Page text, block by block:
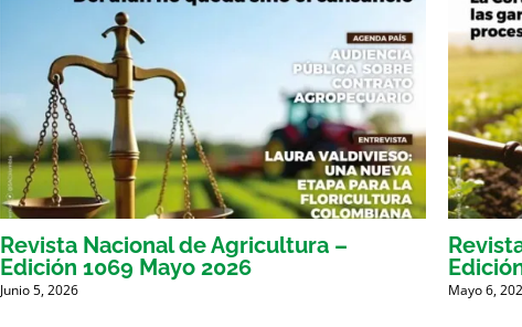
Revista Nacional de Agricultura –
Edición 1069 Mayo 2026
Junio 5, 2026 Mayo 6,